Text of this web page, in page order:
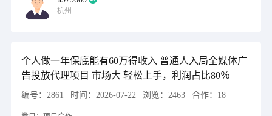
杭州
个人做一年保底能有60万得收入 普通人入局全媒体广
告投放代理项目 市场大 轻松上手，利润占比80％
编号： 2861 时间： 2026-07-22 浏览： 2463 合作： 18